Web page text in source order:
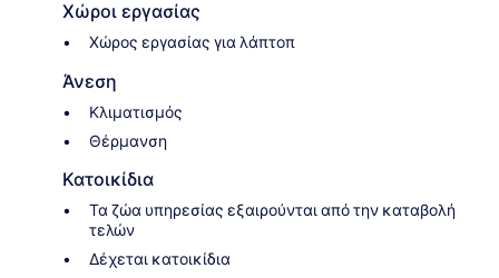
Χώροι εργασίας
Χώρος εργασίας για λάπτοπ
Άνεση
Κλιματισμός
Θέρμανση
Κατοικίδια
Τα ζώα υπηρεσίας εξαιρούνται από την καταβολή
τελών
Δέχεται κατοικίδια